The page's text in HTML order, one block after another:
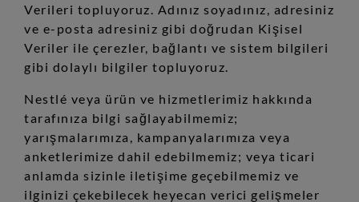
Verileri topluyoruz. Adınız soyadınız, adresiniz
ve e-posta adresiniz gibi doğrudan Kişisel
Veriler ile çerezler, bağlantı ve sistem bilgileri
gibi dolaylı bilgiler topluyoruz.
Nestlé veya ürün ve hizmetlerimiz hakkında
tarafınıza bilgi sağlayabilmemiz;
yarışmalarımıza, kampanyalarımıza veya
anketlerimize dahil edebilmemiz; veya ticari
anlamda sizinle iletişime geçebilmemiz ve
ilginizi çekebilecek heyecan verici gelişmeler